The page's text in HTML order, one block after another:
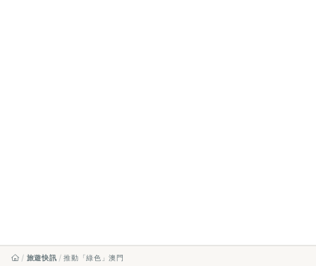
旅遊快訊 推動「綠色」澳門